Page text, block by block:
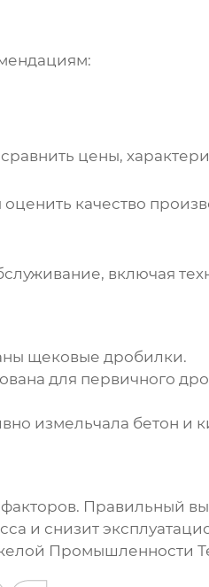
цены,
оценить качество
включая
щековые дробилки.
для первичного
измельчала бетон и
факторов. Правильный
и снизит
Промышленности